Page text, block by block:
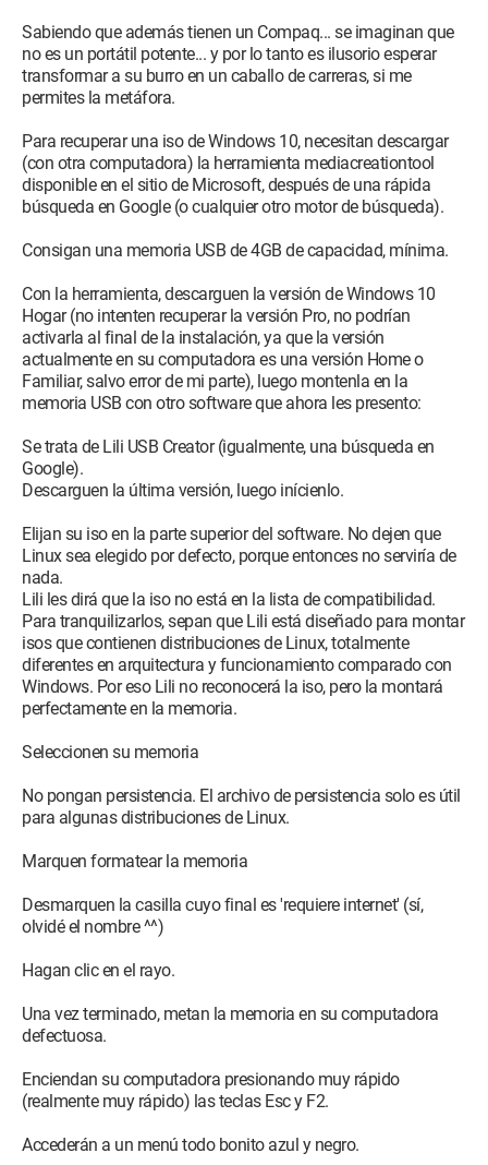
Sabiendo que además tienen un Compaq... se imaginan que
no es un portátil potente... y por lo tanto es ilusorio esperar
transformar a su burro en un caballo de carreras, si me
permites la metáfora.
Para recuperar una iso de Windows 10, necesitan descargar
(con otra computadora) la herramienta mediacreationtool
disponible en el sitio de Microsoft, después de una rápida
búsqueda en Google (o cualquier otro motor de búsqueda).
Consigan una memoria USB de 4GB de capacidad, mínima.
Con la herramienta, descarguen la versión de Windows 10
Hogar (no intenten recuperar la versión Pro, no podrían
activarla al final de la instalación, ya que la versión
actualmente en su computadora es una versión Home o
Familiar, salvo error de mi parte), luego montenla en la
memoria USB con otro software que ahora les presento:
Se trata de Lili USB Creator (igualmente, una búsqueda en
Google).
Descarguen la última versión, luego inícienlo.
Elijan su iso en la parte superior del software. No dejen que
Linux sea elegido por defecto, porque entonces no serviría de
nada.
Lili les dirá que la iso no está en la lista de compatibilidad.
Para tranquilizarlos, sepan que Lili está diseñado para montar
isos que contienen distribuciones de Linux, totalmente
diferentes en arquitectura y funcionamiento comparado con
Windows. Por eso Lili no reconocerá la iso, pero la montará
perfectamente en la memoria.
Seleccionen su memoria
No pongan persistencia. El archivo de persistencia solo es útil
para algunas distribuciones de Linux.
Marquen formatear la memoria
Desmarquen la casilla cuyo final es 'requiere internet' (sí,
olvidé el nombre ^^)
Hagan clic en el rayo.
Una vez terminado, metan la memoria en su computadora
defectuosa.
Enciendan su computadora presionando muy rápido
(realmente muy rápido) las teclas Esc y F2.
Accederán a un menú todo bonito azul y negro.